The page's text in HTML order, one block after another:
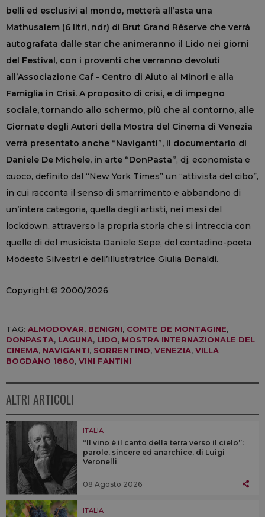
belli ed esclusivi al mondo, metterà all’asta una
Mathusalem (6 litri, ndr) di Brut Grand Réserve che verrà
autografata dalle star che animeranno il Lido nei giorni
del Festival, con i proventi che verranno devoluti
all’Associazione Caf - Centro di Aiuto ai Minori e alla
Famiglia in Crisi. A proposito di crisi, e di impegno
sociale, tornando allo schermo, più che al contorno, alle
Giornate degli Autori della Mostra del Cinema di Venezia
verrà presentato anche “Naviganti”, il documentario di
Daniele De Michele, in arte “DonPasta”, dj, economista e
cuoco, definito dal “New York Times” un “attivista del cibo”,
in cui racconta il senso di smarrimento e abbandono di
un’intera categoria, quella degli artisti, nei mesi del
lockdown, attraverso la propria storia che si intreccia con
quelle di del musicista Daniele Sepe, del contadino-poeta
Modesto Silvestri e dell’illustratrice Giulia Bonaldi.
Copyright © 2000/2026
TAG: ALMODOVAR, BENIGNI, COMTE DE MONTAGINE,
DONPASTA, LAGUNA, LIDO, MOSTRA INTERNAZIONALE DEL
CINEMA, NAVIGANTI, SORRENTINO, VENEZIA, VILLA
BOGDANO 1880, VINI FANTINI
ALTRI ARTICOLI
ITALIA
“Il vino è il canto della terra verso il cielo”:
parole, sincere ed anarchice, di Luigi
Veronelli
08 Agosto 2026
ITALIA